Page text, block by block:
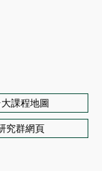
課程地圖
究群網頁